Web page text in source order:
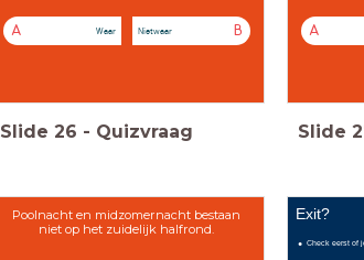
A Waar B
Nietwaar
Slide 26 - Quizvraag
A
Slide
Poolnacht en midzomernacht bestaan
niet op het zuidelijk halfrond.
Exit?
Check eerst of